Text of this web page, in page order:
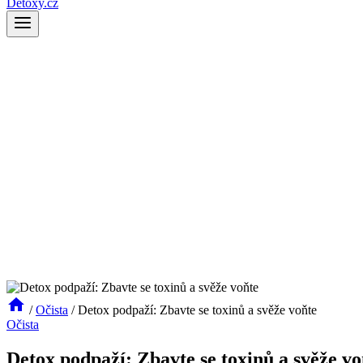
Detoxy.cz
/ Očista / Detox podpaží: Zbavte se toxinů a svěže voňte
Očista